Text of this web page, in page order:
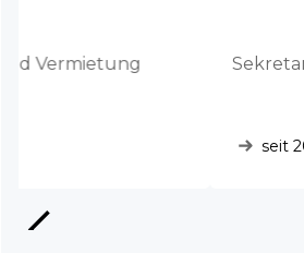
Sekretariat und Buchhaltung
Slide 3 of 6.